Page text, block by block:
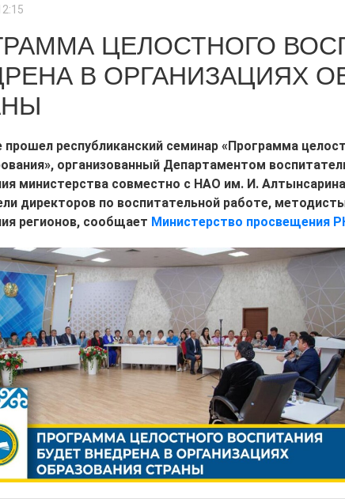
ЦЕЛОСТНОГО
В ОРГАНИЗАЦИЯХ
прошел республиканский семинар «Программа
организованный Департаментом
министерства совместно с НАО им. И.
директоров по воспитательной работе,
регионов, сообщает Министерство просвещения